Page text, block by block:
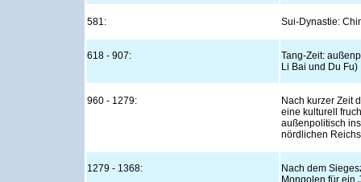
581: Sui-Dynastie:
618 - 907:
Tang-Zeit:
Li Bai und Du Fu)
960 - 1279:
Nach kurzer Zeit
eine kulturell
außenpolitisch
nördlichen
1279 - 1368:
Nach dem
Mongolen für ein